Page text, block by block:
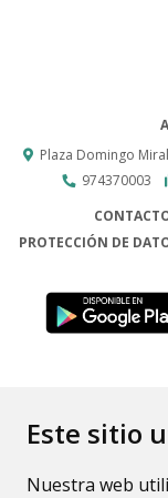
Este sitio
Nuestra web
Plaza Domingo
974370003
PROTECCIÓN DE